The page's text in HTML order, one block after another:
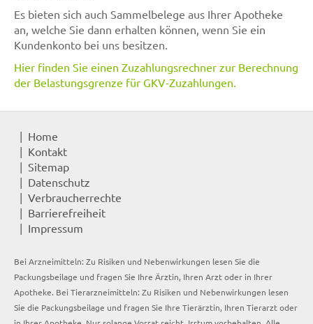
Es bieten sich auch Sammelbelege aus Ihrer Apotheke
an, welche Sie dann erhalten können, wenn Sie ein
Kundenkonto bei uns besitzen.
Hier finden Sie einen Zuzahlungsrechner zur Berechnung
der Belastungsgrenze für GKV-Zuzahlungen.
Home
Kontakt
Sitemap
Datenschutz
Verbraucherrechte
Barrierefreiheit
Impressum
Bei Arzneimitteln: Zu Risiken und Nebenwirkungen lesen Sie die
Packungsbeilage und fragen Sie Ihre Ärztin, Ihren Arzt oder in Ihrer
Apotheke. Bei Tierarzneimitteln: Zu Risiken und Nebenwirkungen lesen
Sie die Packungsbeilage und fragen Sie Ihre Tierärztin, Ihren Tierarzt oder